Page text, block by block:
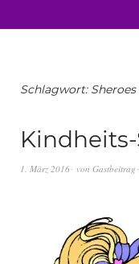
Schlagwort: Sheroes
1. März 2016 von Gastbeitrag